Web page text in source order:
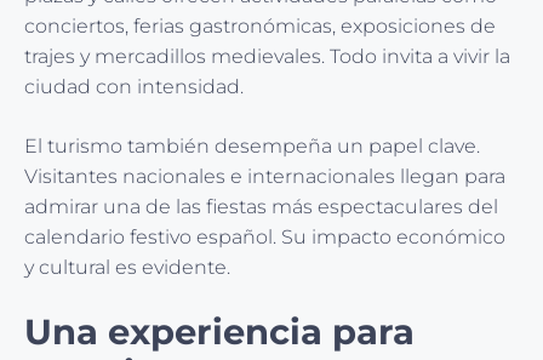
conciertos, ferias gastronómicas, exposiciones de
trajes y mercadillos medievales. Todo invita a vivir la
ciudad con intensidad.
El turismo también desempeña un papel clave.
Visitantes nacionales e internacionales llegan para
admirar una de las fiestas más espectaculares del
calendario festivo español. Su impacto económico
y cultural es evidente.
Una experiencia para